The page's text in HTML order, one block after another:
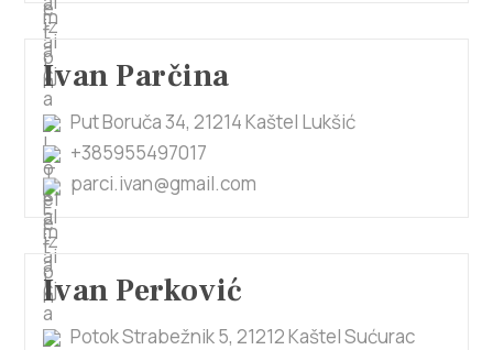
Ivan Parčina
Put Boruča 34, 21214 Kaštel Lukšić
+385955497017
parci.ivan@gmail.com
Ivan Perković
Potok Strabežnik 5, 21212 Kaštel Sućurac